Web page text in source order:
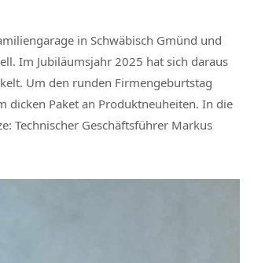
in Schwäbisch Gmünd und
Im Jubiläumsjahr 2025 hat sich daraus
Um den runden Firmengeburtstag
dicken Paket an Produktneuheiten. In die
Technischer Geschäftsführer Markus